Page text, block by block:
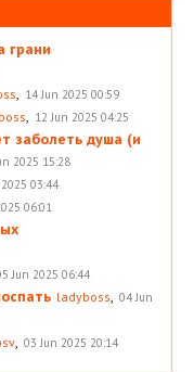
грани
, 14 Jun 2025 00:59
, 12 Jun 2025 04:25
заболеть душа (и
2025 15:28
03:44
06:01
Jun 2025 06:44
ladyboss, 04 Jun
, 03 Jun 2025 20:14